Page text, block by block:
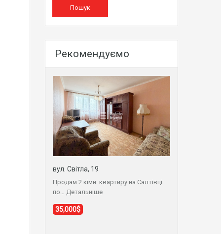
Рекомендуємо
вул. Світла, 19
Продам 2 кімн. квартиру на Салтівці
по…
Детальніше
35,000$